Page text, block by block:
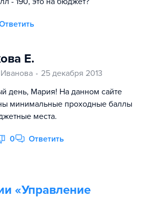
Е.
25 декабря 2013
день, Мария! На данном сайте
минимальные проходные баллы
места.
0 Ответить
«Управление